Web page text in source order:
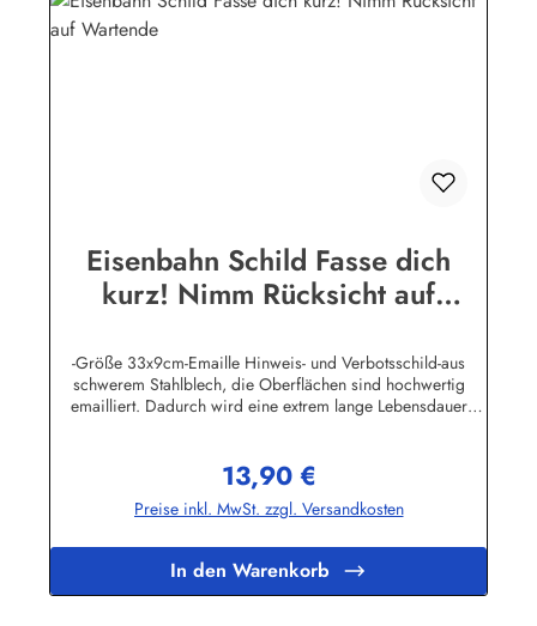
Eisenbahn Schild Fasse dich
kurz! Nimm Rücksicht auf
-Größe 33x9cm-Emaille Hinweis- und Verbotsschild-aus
schwerem Stahlblech, die Oberflächen sind hochwertig
emailliert. Dadurch wird eine extrem lange Lebensdauer
enthalten sind, dürfen nur lose angezogen werden, weil sonst
die Lackierung abplatzen kann-Die Emailleschilder können
auch nach Wunsch gefertigt werdenHier geht's zu den
WunschtextHerstellerinformationen:Buddel-Bini Inh. Eda
Binikowski e.K.Meddenwarf 1a22457
Hamburginfo@buddel.de
Regulärer Preis:
13,90 €
Preise inkl. MwSt. zzgl. Versandkosten
In den Warenkorb